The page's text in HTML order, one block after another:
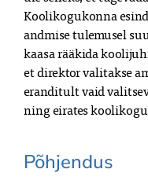
Koolikogukonna
andmise tulemusel
kaasa rääkida
et direktor valitakse
eranditult vaid
ning eirates
Põhjendus